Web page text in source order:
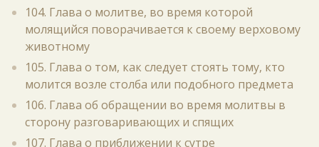
104. Глава о молитве, во время которой
молящийся поворачивается к своему верховому
животному
105. Глава о том, как следует стоять тому, кто
молится возле столба или подобного предмета
106. Глава об обращении во время молитвы в
сторону разговаривающих и спящих
107. Глава о приближении к сутре